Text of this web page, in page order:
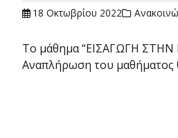
18 Οκτωβρίου 2022
Το μάθημα “ΕΙΣΑΓΩΓΗ ΣΤΗΝ
Αναπλήρωση του μαθήματος